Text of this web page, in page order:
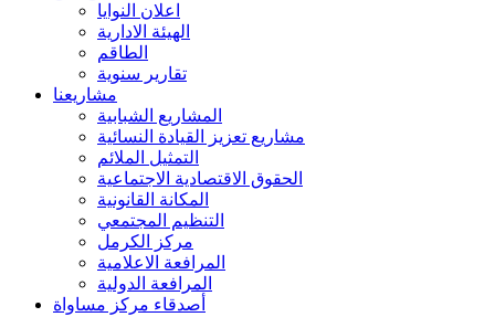
اعلان النوايا
الهيئة الادارية
الطاقم
تقارير سنوية
مشاريعنا
المشاريع الشبابية
مشاريع تعزيز القيادة النسائية
التمثيل الملائم
الحقوق الاقتصادية الاجتماعية
المكانة القانونية
التنظيم المجتمعي
مركز الكرمل
المرافعة الاعلامية
المرافعة الدولية
أصدقاء مركز مساواة